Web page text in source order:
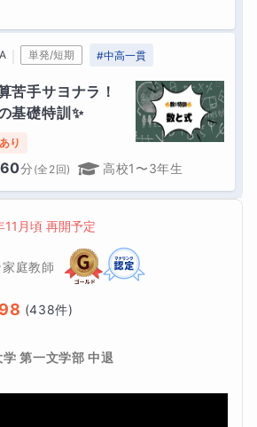
単発/短期 #中高一貫
苦手サヨナラ！
基礎特訓✨
り
60分 (全 2回) 高校1〜3年生
11月頃 再開予定
庭教師
(438件)
第一文学部 中退